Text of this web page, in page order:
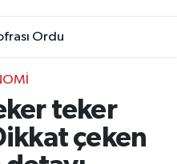
Ordu
teker
çeken
ve Fikstür